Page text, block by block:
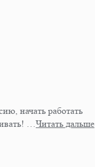
начать работать
…Читать дальше